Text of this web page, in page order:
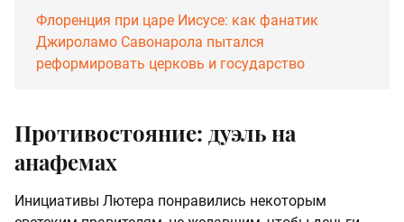
Флоренция при царе Иисусе: как фанатик
Джироламо Савонарола пытался
реформировать церковь и государство
Противостояние: дуэль на
анафемах
Инициативы Лютера понравились некоторым